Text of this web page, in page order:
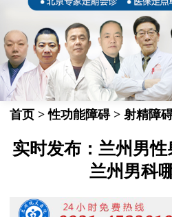
首页 >性功能障碍> 射精障
实时发布：兰州男
兰州男科